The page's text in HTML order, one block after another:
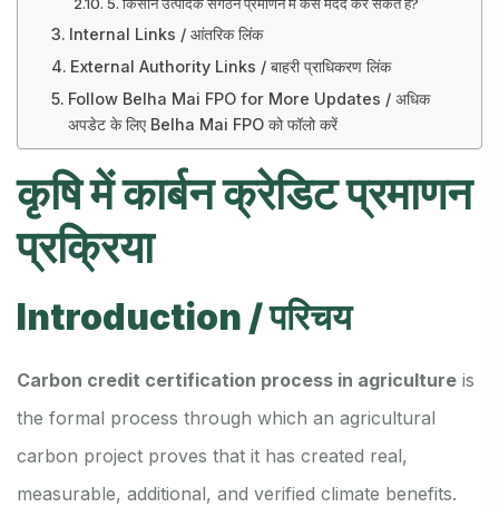
Internal Links / आंतरिक लिंक
External Authority Links / बाहरी प्राधिकरण लिंक
Follow Belha Mai FPO for More Updates / अधिक
अपडेट के लिए Belha Mai FPO को फॉलो करें
कृषि में कार्बन क्रेडिट प्रमाणन
प्रक्रिया
Introduction / परिचय
Carbon credit certification process in agriculture is
the formal process through which an agricultural
carbon project proves that it has created real,
measurable, additional, and verified climate benefits.